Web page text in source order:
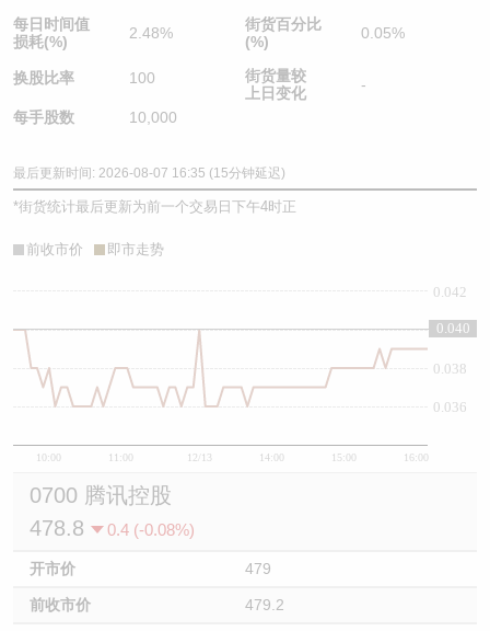
每日时间值
损耗(%)
2.48%
换股比率 100
每手股数 10,000
街货百分比
(%)
0.05%
街货量较
上日变化
-
最后更新时间: 2026-08-07 16:35 (15分钟延迟)
*街货统计最后更新为前一个交易日下午4时正
前收市价 即市走势
10:00 11:00 12/13 14:00 15:00 16:00
0.036
0.038
0.04
0.042
0.040
0700 腾讯控股
478.8
0.4 (-0.08%)
开市价 479
前收市价 479.2